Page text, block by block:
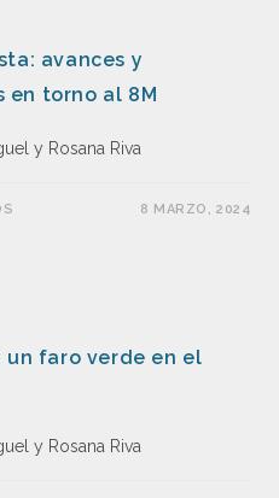
avances y
en torno al 8M
y Rosana Riva
8 MARZO, 2024
un faro verde en el
y Rosana Riva